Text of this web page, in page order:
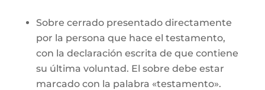
Sobre cerrado presentado directamente
por la persona que hace el testamento,
con la declaración escrita de que contiene
su última voluntad. El sobre debe estar
marcado con la palabra «testamento».